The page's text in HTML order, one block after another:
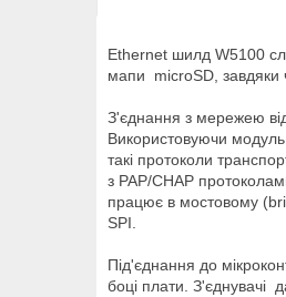
Ethernet шилд W5100
мапи microSD, завдяки
З'єднання з мережею
Використовуючи
такі протоколи
з PAP/CHAP
працює в мостовому
SPI.
Під'єднання до
боці плати. З'єднувачі